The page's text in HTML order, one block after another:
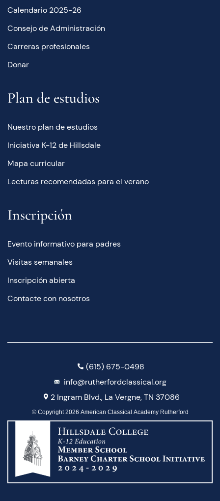
Calendario 2025-26
Consejo de Administración
Carreras profesionales
Donar
Plan de estudios
Nuestro plan de estudios
Iniciativa K-12 de Hillsdale
Mapa curricular
Lecturas recomendadas para el verano
Inscripción
Evento informativo para padres
Visitas semanales
Inscripción abierta
Contacte con nosotros
(615) 675-0498
info@rutherfordclassical.org
2 Ingram Blvd., La Vergne, TN 37086
© Copyright 2026 American Classical Academy Rutherford